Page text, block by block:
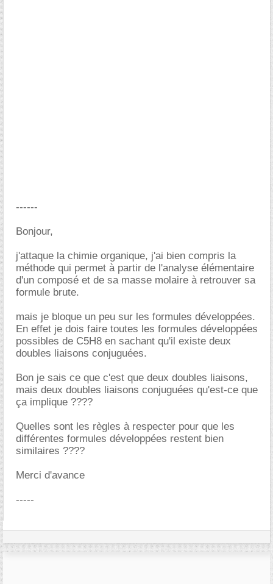
------
Bonjour,
j'attaque la chimie organique, j'ai bien compris la
méthode qui permet à partir de l'analyse élémentaire
d'un composé et de sa masse molaire à retrouver sa
formule brute.
mais je bloque un peu sur les formules développées.
En effet je dois faire toutes les formules développées
possibles de C5H8 en sachant qu'il existe deux
doubles liaisons conjuguées.
Bon je sais ce que c'est que deux doubles liaisons,
mais deux doubles liaisons conjuguées qu'est-ce que
ça implique ????
Quelles sont les règles à respecter pour que les
différentes formules développées restent bien
similaires ????
Merci d'avance
-----